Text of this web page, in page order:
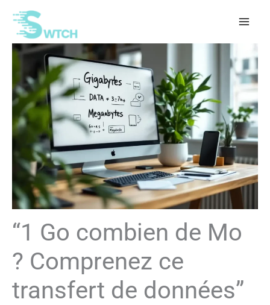
contenu
“1 Go combien de Mo
? Comprenez ce
transfert de données”